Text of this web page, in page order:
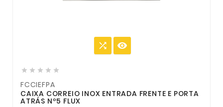
 
    
FCCIEFPA
CAIXA CORREIO INOX ENTRADA FRENTE E PORTA
ATRÁS Nº5 FLUX